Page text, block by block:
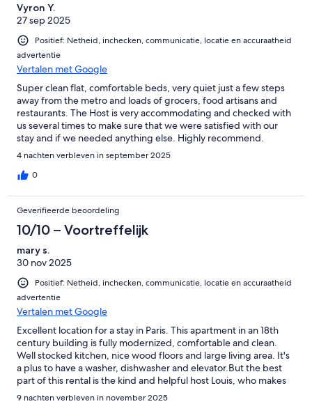
Vyron Y.
27 sep 2025
Positief: Netheid, inchecken, communicatie, locatie en accuraatheid
advertentie
Vertalen met Google
Super clean flat, comfortable beds, very quiet just a few steps
away from the metro and loads of grocers, food artisans and
restaurants. The Host is very accommodating and checked with
us several times to make sure that we were satisfied with our
stay and if we needed anything else. Highly recommend.
4 nachten verbleven in september 2025
0
Geverifieerde beoordeling
10/10 – Voortreffelijk
mary s.
30 nov 2025
Positief: Netheid, inchecken, communicatie, locatie en accuraatheid
advertentie
Vertalen met Google
Excellent location for a stay in Paris. This apartment in an 18th
century building is fully modernized, comfortable and clean.
Well stocked kitchen, nice wood floors and large living area. It's
a plus to have a washer, dishwasher and elevator.But the best
part of this rental is the kind and helpful host Louis, who makes
his guests feel welcome and well cared for. His walking tour of
9 nachten verbleven in november 2025